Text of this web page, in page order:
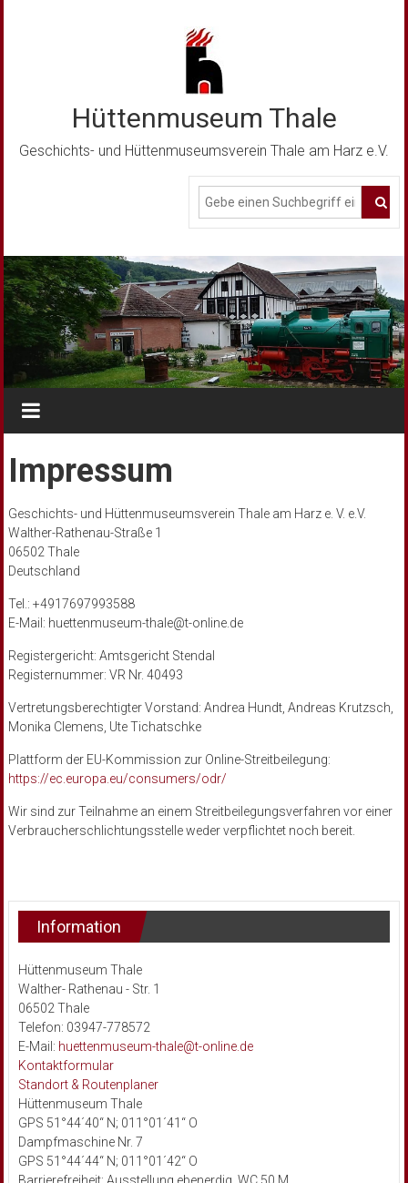
Hüttenmuseum Thale
Geschichts- und Hüttenmuseumsverein Thale am Harz e.V.
Impressum
Geschichts- und Hüttenmuseumsverein Thale am Harz e. V. e.V.
Walther-Rathenau-Straße 1
06502 Thale
Deutschland
Tel.: +4917697993588
E-Mail: huettenmuseum-thale@t-online.de
Registergericht: Amtsgericht Stendal
Registernummer: VR Nr. 40493
Vertretungsberechtigter Vorstand: Andrea Hundt, Andreas Krutzsch,
Monika Clemens, Ute Tichatschke
Plattform der EU-Kommission zur Online-Streitbeilegung:
https://ec.europa.eu/consumers/odr/
Wir sind zur Teilnahme an einem Streitbeilegungsverfahren vor einer
Verbraucherschlichtungsstelle weder verpflichtet noch bereit.
Information
Hüttenmuseum Thale
Walther- Rathenau - Str. 1
06502 Thale
Telefon: 03947-778572
E-Mail: huettenmuseum-thale@t-online.de
Kontaktformular
Standort & Routenplaner
Hüttenmuseum Thale
GPS 51°44´40“ N; 011°01´41“ O
Dampfmaschine Nr. 7
GPS 51°44´44“ N; 011°01´42“ O
Barrierefreiheit: Ausstellung ebenerdig, WC 50 M